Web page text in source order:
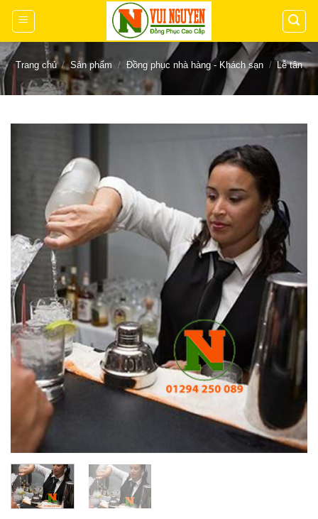
Chuyển
nội
dungTrang chủ / Sản phẩm / Đồng phục nhà hàng - Khách sạn / Lễ tân